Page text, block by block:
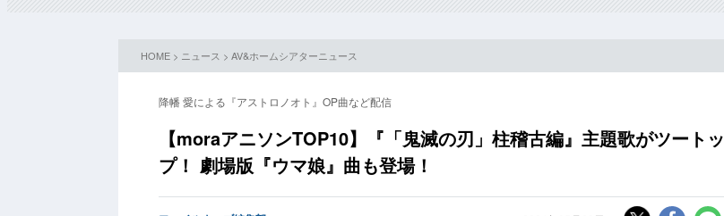
HOME > ニュース > AV&ホームシアターニュース
降幡 愛による『アストロノオト』OP曲など配信
【moraアニソンTOP10】『「鬼滅の刃」柱稽古編』主題歌がツートッ
プ！ 劇場版『ウマ娘』曲も登場！